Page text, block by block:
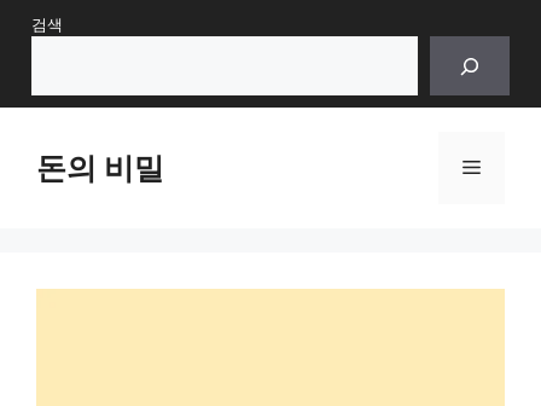
Skip검색
돈의 비밀 Menu